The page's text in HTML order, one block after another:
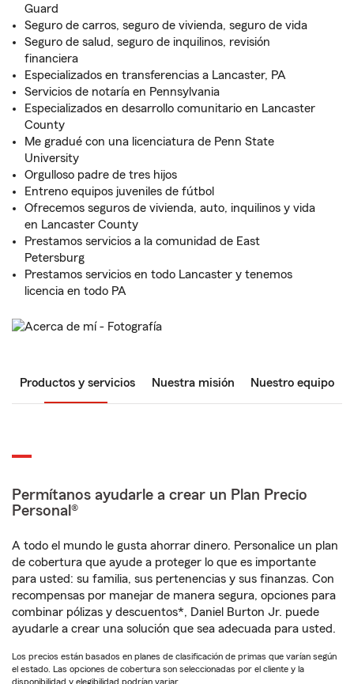
Guard
Seguro de carros, seguro de vivienda, seguro de vida
Seguro de salud, seguro de inquilinos, revisión
financiera
Especializados en transferencias a Lancaster, PA
Servicios de notaría en Pennsylvania
Especializados en desarrollo comunitario en Lancaster
County
Me gradué con una licenciatura de Penn State
University
Orgulloso padre de tres hijos
Entreno equipos juveniles de fútbol
Ofrecemos seguros de vivienda, auto, inquilinos y vida
en Lancaster County
Prestamos servicios a la comunidad de East
Petersburg
Prestamos servicios en todo Lancaster y tenemos
licencia en todo PA
Productos y servicios Nuestra misión Nuestro equipo
Permítanos ayudarle a crear un Plan Precio
Personal®
A todo el mundo le gusta ahorrar dinero. Personalice un plan
de cobertura que ayude a proteger lo que es importante
para usted: su familia, sus pertenencias y sus finanzas. Con
recompensas por manejar de manera segura, opciones para
combinar pólizas y descuentos*, Daniel Burton Jr. puede
ayudarle a crear una solución que sea adecuada para usted.
Los precios están basados en planes de clasificación de primas que varían según
el estado. Las opciones de cobertura son seleccionadas por el cliente y la
disponibilidad y elegibilidad podrían variar.